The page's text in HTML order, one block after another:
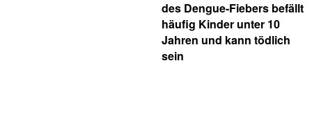
des Dengue-Fiebers befällt
häufig Kinder unter 10
Jahren und kann tödlich
sein